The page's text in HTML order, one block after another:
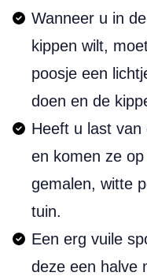
Wanneer u in
kippen wilt,
poosje een
doen en de
Heeft u last van
en komen ze
gemalen, witte
tuin.
Een erg vuile
deze een halve